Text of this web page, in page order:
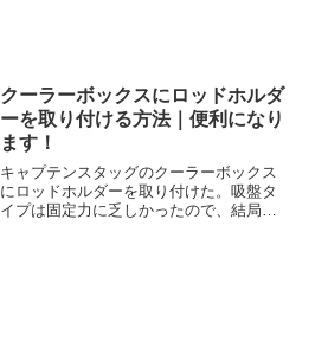
クーラーボックスにロッドホルダ
ーを取り付ける方法｜便利になり
ます！
キャプテンスタッグのクーラーボックス
にロッドホルダーを取り付けた。吸盤タ
イプは固定力に乏しかったので、結局は